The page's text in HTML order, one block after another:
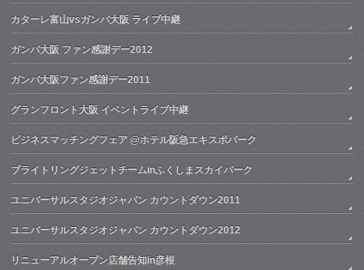
カターレ富山vsガンバ大阪 ライブ中継
ガンバ大阪 ファン感謝デー2012
ガンバ大阪ファン感謝デー2011
グランフロント大阪 イベントライブ中継
ビジネスマッチングフェア @ホテル阪急エキスポパーク
ブライトリングジェットチームinふくしまスカイパーク
ユニバーサルスタジオジャパン カウントダウン2011
ユニバーサルスタジオジャパン カウントダウン2012
リニューアルオープン店舗告知in彦根